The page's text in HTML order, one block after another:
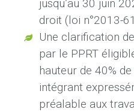
jusqu’au 30 juin
droit (loi n°2013-
Une clarification
par le PPRT
hauteur de 40%
intégrant
préalable aux